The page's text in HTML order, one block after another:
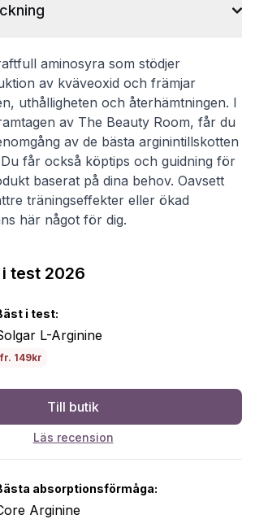
aminosyra som stödjer
av kväveoxid och främjar
uthålligheten och återhämtningen. I
av The Beauty Room, får du
av de bästa arginintillskotten
får också köptips och guidning för
baserat på dina behov. Oavsett
träningseffekter eller ökad
här något för dig.
test 2026
i test:
L-Arginine
fr. 149kr
Till butik
Läs recension
absorptionsförmåga:
Arginine